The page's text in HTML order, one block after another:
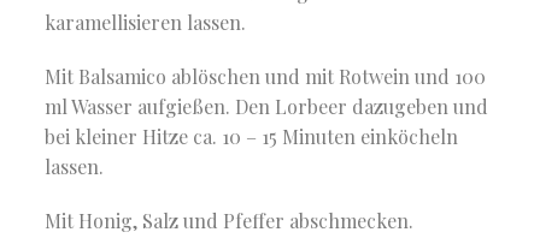
karamellisieren lassen.
Mit Balsamico ablöschen und mit Rotwein und 100
ml Wasser aufgießen. Den Lorbeer dazugeben und
bei kleiner Hitze ca. 10 – 15 Minuten einköcheln
lassen.
Mit Honig, Salz und Pfeffer abschmecken.